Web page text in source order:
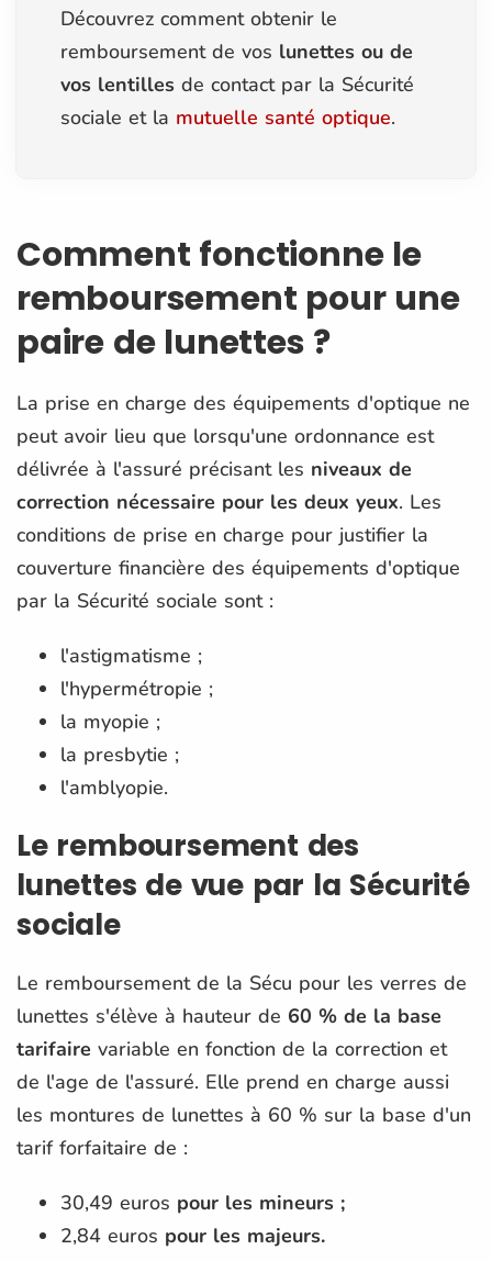
Découvrez comment obtenir le
remboursement de vos lunettes ou de
vos lentilles de contact par la Sécurité
sociale et la mutuelle santé optique.
Comment fonctionne le
remboursement pour une
paire de lunettes ?
La prise en charge des équipements d'optique ne
peut avoir lieu que lorsqu'une ordonnance est
délivrée à l'assuré précisant les niveaux de
correction nécessaire pour les deux yeux. Les
conditions de prise en charge pour justifier la
couverture financière des équipements d'optique
par la Sécurité sociale sont :
l'astigmatisme ;
l'hypermétropie ;
la myopie ;
la presbytie ;
l'amblyopie.
Le remboursement des
lunettes de vue par la Sécurité
sociale
Le remboursement de la Sécu pour les verres de
lunettes s'élève à hauteur de 60 % de la base
tarifaire variable en fonction de la correction et
de l'age de l'assuré. Elle prend en charge aussi
les montures de lunettes à 60 % sur la base d'un
tarif forfaitaire de :
30,49 euros pour les mineurs ;
2,84 euros pour les majeurs.